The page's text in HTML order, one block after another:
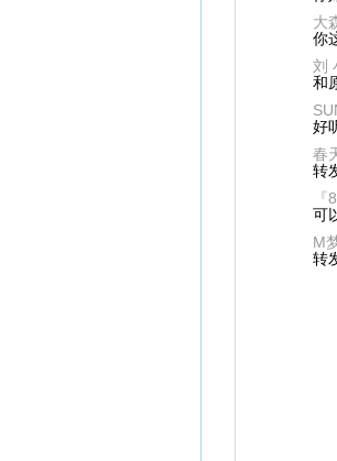
大
你
刘
和
好
春
转
可
M
转